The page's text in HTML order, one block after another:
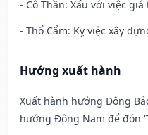
- Cô Thần: Xấu với việc
- Thổ Cẩm: Kỵ việc xây
Hướng xuất hành
Xuất hành hướng Đông
hướng Đông Nam để đón